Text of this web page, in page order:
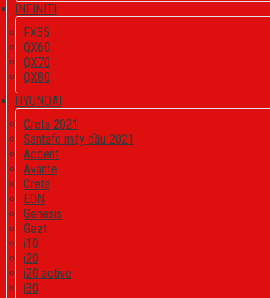
INFINITI
FX35
QX60
QX70
QX80
HYUNDAI
Creta 2021
Santafe máy dầu 2021
Accent
Avante
Creta
EON
Genesis
Gezt
i10
i20
i20 active
i30